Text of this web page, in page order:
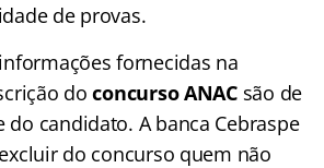
de provas.
fornecidas na
doconcurso ANACsão de
candidato. A banca Cebraspe
do concurso quem não